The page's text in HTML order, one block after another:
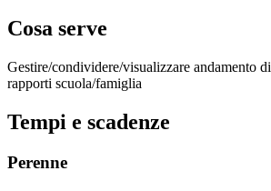
Cosa serve
Gestire/condividere/visualizzare andamento
rapporti scuola/famiglia
Tempi e scadenze
Perenne